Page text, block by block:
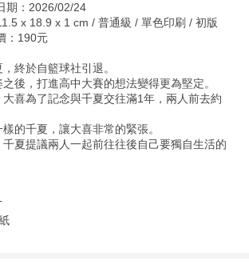
期：2026/02/24
x 18.9 x 1 cm / 普通級 / 單色印刷 / 初版
：190元
終於自籃球社引退。
後，打進高中大賽的想法變得更為堅定。
喜為了記念與千夏交往滿1年，兩人前去約
的千夏，讓大喜非常的緊張。
夏提議兩人一起前往往後自己要獨自生活的